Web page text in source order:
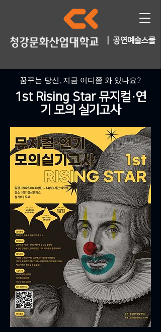
| 공연예술스쿨
꿈꾸는 당신, 지금 어디쯤 와 있나요?
1st Rising Star 뮤지컬·연
기 모의 실기고사